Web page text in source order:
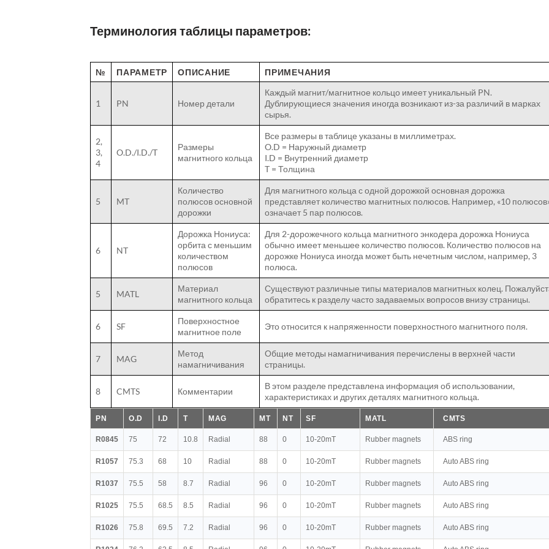
Терминология таблицы параметров:
№ ПАРАМЕТР ОПИСАНИЕ ПРИМЕЧАНИЯ
1 PN Номер детали
Каждый магнит/магнитное кольцо имеет уникальный PN.
Дублирующиеся значения иногда возникают из-за различий в марках
сырья.
2,
3,
4
O.D./I.D./T
Размеры
магнитного кольца
Все размеры в таблице указаны в миллиметрах.
O.D = Наружный диаметр
I.D = Внутренний диаметр
T = Толщина
5 MT
Количество
полюсов основной
дорожки
Для магнитного кольца с одной дорожкой основная дорожка
представляет количество магнитных полюсов. Например, «10
означает 5 пар полюсов.
6 NT
Дорожка Нониуса:
орбита с меньшим
количеством
полюсов
Для 2-дорожечного кольца магнитного энкодера дорожка Нониуса
обычно имеет меньшее количество полюсов. Количество полюсов на
дорожке Нониуса иногда может быть нечетным числом, например, 3
полюса.
5 MATL
Материал
магнитного кольца
Существуют различные типы материалов магнитных колец.
обратитесь к разделу часто задаваемых вопросов внизу страницы.
6 SF
Поверхностное
магнитное поле
Это относится к напряженности поверхностного магнитного поля.
7 MAG
Метод
намагничивания
Общие методы намагничивания перечислены в верхней части
страницы.
8 CMTS Комментарии
В этом разделе представлена информация об использовании,
характеристиках и других деталях магнитного кольца.
PN O.D I.D T MAG MT NT SF MATL CMTS
R0845 75 72 10.8 Radial 88 0 10-20mT Rubber magnets ABS ring
R1057 75.3 68 10 Radial 88 0 10-20mT Rubber magnets Auto ABS ring
R1037 75.5 58 8.7 Radial 96 0 10-20mT Rubber magnets Auto ABS ring
R1025 75.5 68.5 8.5 Radial 96 0 10-20mT Rubber magnets Auto ABS ring
R1026 75.8 69.5 7.2 Radial 96 0 10-20mT Rubber magnets Auto ABS ring